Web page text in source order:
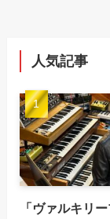
人気記事
「ヴァルキリ